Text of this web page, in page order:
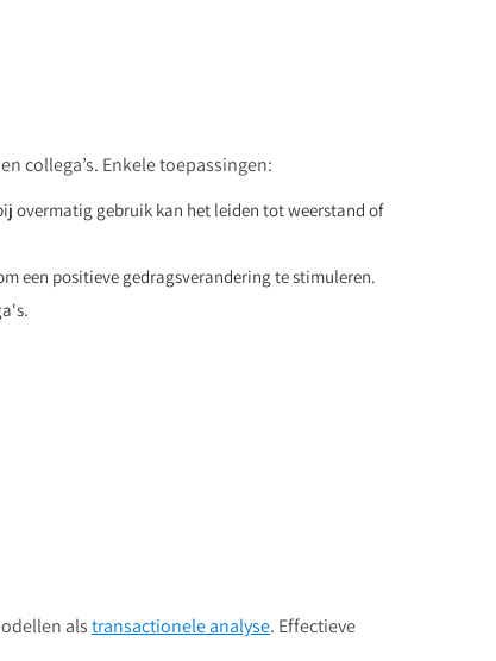
collega’s. Enkele toepassingen:
overmatig gebruik kan het leiden tot weerstand of
een positieve gedragsverandering te stimuleren.
alstransactionele analyse. Effectieve